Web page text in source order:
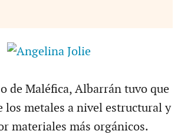
de Maléfica, Albarrán tuvo que
los metales a nivel estructural y
materiales más orgánicos.